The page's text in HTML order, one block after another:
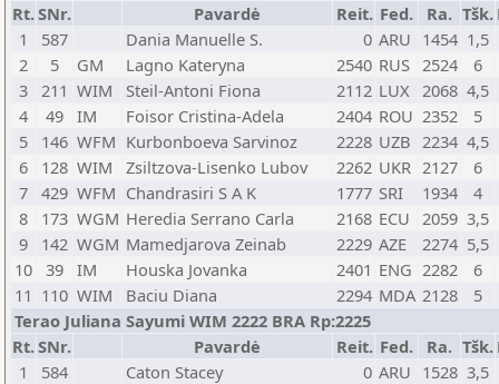
Rt.SNr. Pavardė Reit. Fed. Ra. Tšk.
1
587 Dania Manuelle S. 0 ARU 1454 1,5
2
5 GM Lagno Kateryna 2540 RUS 2524
6
3
211 WIM Steil-Antoni Fiona 2112 LUX 2068 4,5
4
49 IM Foisor Cristina-Adela 2404 ROU 2352
5
5
146 WFM Kurbonboeva Sarvinoz 2228 UZB 2234 4,5
6
128 WIM Zsiltzova-Lisenko Lubov 2262 UKR 2127
6
7
429 WFM Chandrasiri S A K 1777 SRI 1934
4
8
173 WGM Heredia Serrano Carla 2168 ECU 2059 3,5
9
142 WGM Mamedjarova Zeinab 2229 AZE 2274 5,5
10
39 IM Houska Jovanka 2401 ENG 2282
6
11 110 WIM Baciu Diana 2294 MDA 2128
5
Terao Juliana Sayumi WIM 2222 BRA Rp:2225
Rt.SNr. Pavardė Reit. Fed. Ra. Tšk.
1
584 Caton Stacey 0 ARU 1528 3,5